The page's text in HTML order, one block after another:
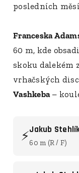
posledních
Franceska
60 m, kde
skoku dalekém
vrhačských
Vashkeba–
⚡Jakub
60 m (R / F)